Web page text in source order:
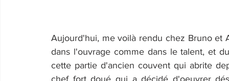
Aujourd'hui, me voilà rendu chez Bruno et
dans l'ouvrage comme dans le talent, et
cette partie d'ancien couvent qui abrite